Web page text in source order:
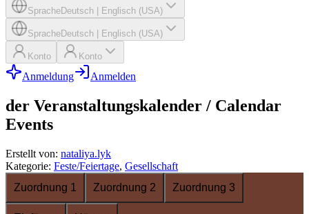
SpracheDeutsch Englisch (USA)
SpracheDeutsch Englisch (USA)
Konto Konto
Anmeldung Anmelden
der Veranstaltungskalender / Calendar
Events
Erstellt von: nataliya.lyk
Kategorie: Feste/Feiertage, Gesellschaft
Zuordnung 1
Zuordnung 2 Zuordnung 3